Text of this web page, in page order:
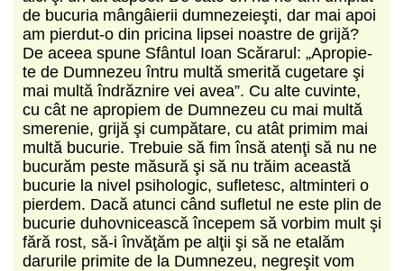
de bucuria mângâierii dumnezeieşti, dar mai apoi
am pierdut-o din pricina lipsei noastre de grijă?
De aceea spune Sfântul Ioan Scărarul: „Apropie-
te de Dumnezeu întru multă smerită cugetare şi
mai multă îndrăznire vei avea”. Cu alte cuvinte,
cu cât ne apropiem de Dumnezeu cu mai multă
smerenie, grijă şi cumpătare, cu atât primim mai
multă bucurie. Trebuie să fim însă atenţi să nu ne
bucurăm peste măsură şi să nu trăim această
bucurie la nivel psihologic, sufletesc, altminteri o
pierdem. Dacă atunci când sufletul ne este plin de
bucurie duhovnicească începem să vorbim mult şi
fără rost, să-i învăţăm pe alţii şi să ne etalăm
darurile primite de la Dumnezeu, negreşit vom